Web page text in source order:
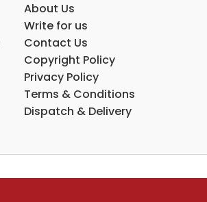
About Us
Write for us
Contact Us
Copyright Policy
Privacy Policy
Terms & Conditions
Dispatch & Delivery